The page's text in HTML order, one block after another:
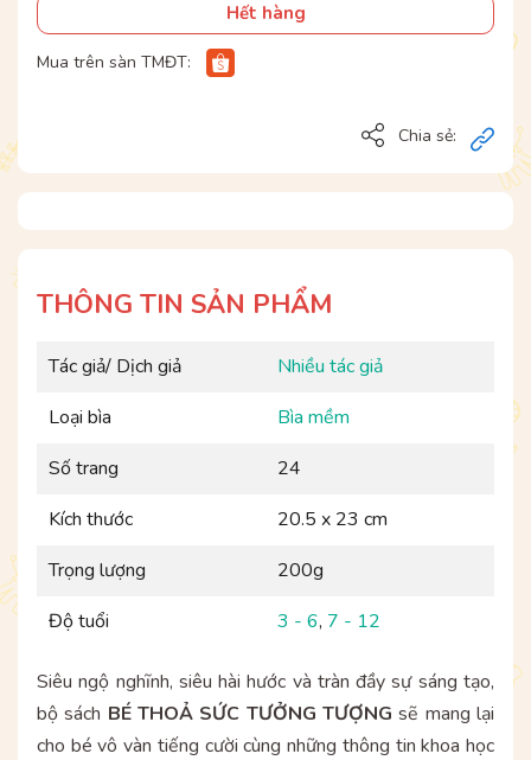
Hết hàng
Mua trên sàn TMĐT:
Chia sẻ:
THÔNG TIN SẢN PHẨM
Tác giả/ Dịch giả
Nhiều tác giả
Loại bìa
Bìa mềm
Số trang
24
Kích thước
20.5 x 23 cm
Trọng lượng
200g
Độ tuổi
3 - 6, 7 - 12
Siêu ngộ nghĩnh, siêu hài hước và tràn đầy sự sáng tạo,
bộ sách BÉ THOẢ SỨC TƯỞNG TƯỢNG sẽ mang lại
cho bé vô vàn tiếng cười cùng những thông tin khoa học